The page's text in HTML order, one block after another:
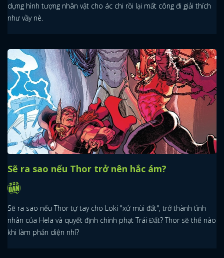
dựng hình tượng nhân vật cho ác chi rồi lại mất công đi giải thích
như vầy nè.
Sẽ ra sao nếu Thor trở nên hắc ám?
Sẽ ra sao nếu Thor tự tay cho Loki "xử mùi đất", trở thành tình
nhân của Hela và quyết định chinh phạt Trái Đất? Thor sẽ thế nào
khi làm phản diện nhỉ?